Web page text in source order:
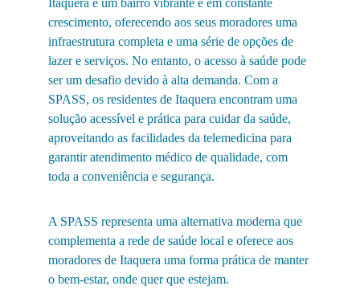
Itaquera é um bairro vibrante e em constante
crescimento, oferecendo aos seus moradores uma
infraestrutura completa e uma série de opções de
lazer e serviços. No entanto, o acesso à saúde pode
ser um desafio devido à alta demanda. Com a
SPASS, os residentes de Itaquera encontram uma
solução acessível e prática para cuidar da saúde,
aproveitando as facilidades da telemedicina para
garantir atendimento médico de qualidade, com
toda a conveniência e segurança.
A SPASS representa uma alternativa moderna que
complementa a rede de saúde local e oferece aos
moradores de Itaquera uma forma prática de manter
o bem-estar, onde quer que estejam.